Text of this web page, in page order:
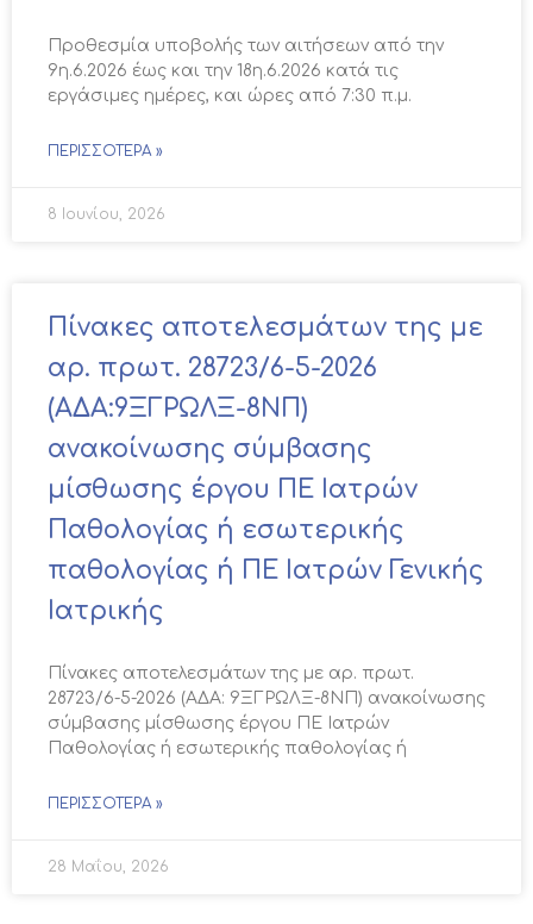
Προθεσμία υποβολής των αιτήσεων από την
9η.6.2026 έως και την 18η.6.2026 κατά τις
εργάσιμες ημέρες, και ώρες από 7:30 π.μ.
ΠΕΡΙΣΣΌΤΕΡΑ »
8 Ιουνίου, 2026
Πίνακες αποτελεσμάτων της με
αρ. πρωτ. 28723/6-5-2026
(ΑΔΑ:9ΞΓΡΩΛΞ-8ΝΠ)
ανακοίνωσης σύμβασης
μίσθωσης έργου ΠΕ Ιατρών
Παθολογίας ή εσωτερικής
παθολογίας ή ΠΕ Ιατρών Γενικής
Ιατρικής
Πίνακες αποτελεσμάτων της με αρ. πρωτ.
28723/6-5-2026 (ΑΔΑ: 9ΞΓΡΩΛΞ-8ΝΠ) ανακοίνωσης
σύμβασης μίσθωσης έργου ΠΕ Ιατρών
Παθολογίας ή εσωτερικής παθολογίας ή
ΠΕΡΙΣΣΌΤΕΡΑ »
28 Μαΐου, 2026